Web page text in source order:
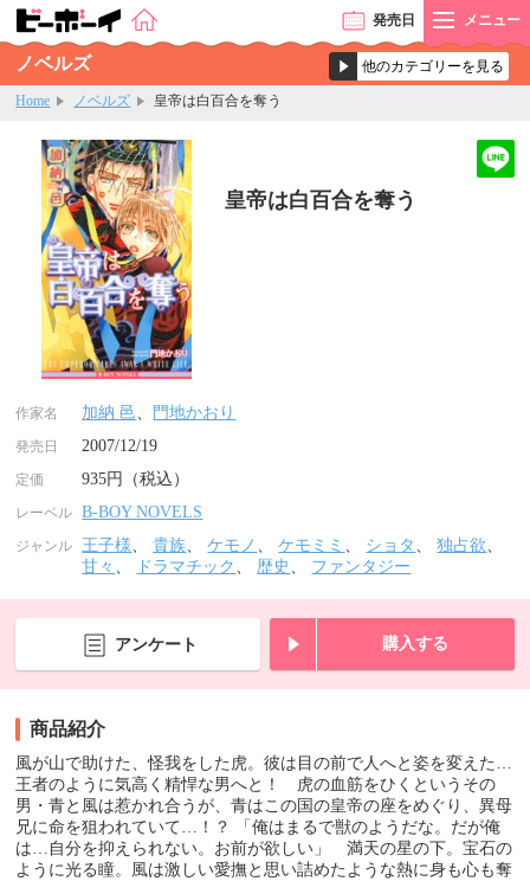
発売日 メニュー
ノベルズ
Home ノベルズ 皇帝は白百合を奪う
皇帝は白百合を奪う
作家名 加納 邑、 門地かおり
発売日 2007/12/19
定価 935円（税込）
レーベル B-BOY NOVELS
ジャンル 王子様、貴族、ケモノ 、ケモミミ 、 ショタ 、独占欲、
甘々 、 ドラマチック 、 歴史 、 ファンタジー
アンケート 購入する
商品紹介
風が山で助けた、怪我をした虎。彼は目の前で人へと姿を変えた…
王者のように気高く精悍な男へと！ 虎の血筋をひくというその
男・青と風は惹かれ合うが、青はこの国の皇帝の座をめぐり、異母
兄に命を狙われていて…！？ 「俺はまるで獣のようだな。だが俺
は…自分を抑えられない。お前が欲しい」 満天の星の下。宝石の
ように光る瞳。風は激しい愛撫と思い詰めたような熱に身も心も奪